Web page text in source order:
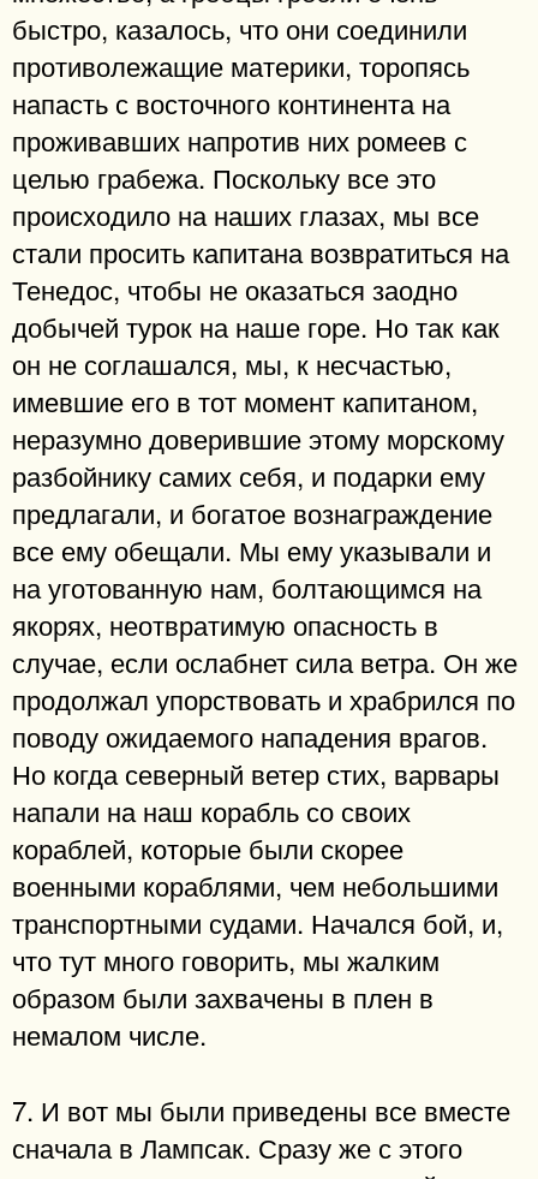
быстро, казалось, что они соединили
противолежащие материки, торопясь
напасть с восточного континента на
проживавших напротив них ромеев с
целью грабежа. Поскольку все это
происходило на наших глазах, мы все
стали просить капитана возвратиться на
Тенедос, чтобы не оказаться заодно
добычей турок на наше горе. Но так как
он не соглашался, мы, к несчастью,
имевшие его в тот момент капитаном,
неразумно доверившие этому морскому
разбойнику самих себя, и подарки ему
предлагали, и богатое вознаграждение
все ему обещали. Мы ему указывали и
на уготованную нам, болтающимся на
якорях, неотвратимую опасность в
случае, если ослабнет сила ветра. Он же
продолжал упорствовать и храбрился по
поводу ожидаемого нападения врагов.
Но когда северный ветер стих, варвары
напали на наш корабль со своих
кораблей, которые были скорее
военными кораблями, чем небольшими
транспортными судами. Начался бой, и,
что тут много говорить, мы жалким
образом были захвачены в плен в
немалом числе.
7. И вот мы были приведены все вместе
сначала в Лампсак. Сразу же с этого